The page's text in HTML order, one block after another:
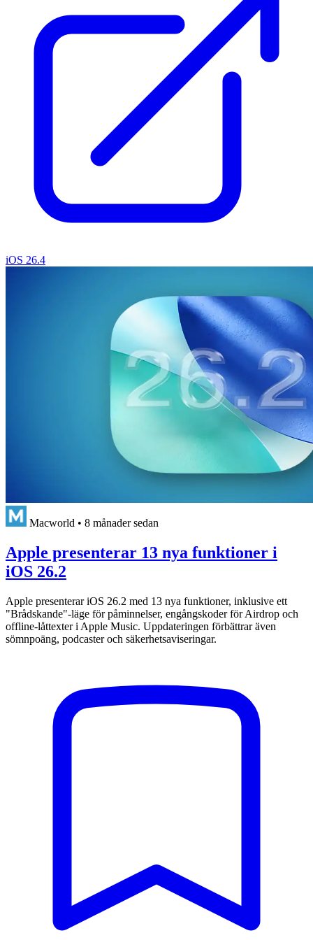
iOS 26.4
Macworld • 8 månader sedan
Apple presenterar 13 nya funktioner i
iOS 26.2
Apple presenterar iOS 26.2 med 13 nya funktioner, inklusive ett
"Brådskande"-läge för påminnelser, engångskoder för Airdrop och
offline-låttexter i Apple Music. Uppdateringen förbättrar även
sömnpoäng, podcaster och säkerhetsaviseringar.